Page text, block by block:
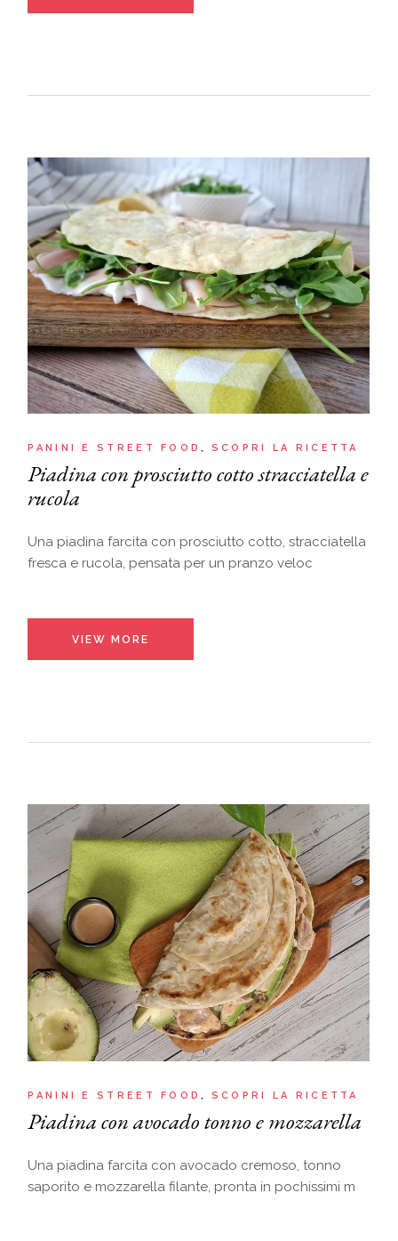
PANINI E STREET FOOD SCOPRI LA RICETTA
Piadina con prosciutto cotto stracciatella e
rucola
Una piadina farcita con prosciutto cotto, stracciatella
fresca e rucola, pensata per un pranzo veloc
VIEW MORE
PANINI E STREET FOOD SCOPRI LA RICETTA
Piadina con avocado tonno e mozzarella
Una piadina farcita con avocado cremoso, tonno
saporito e mozzarella filante, pronta in pochissimi m